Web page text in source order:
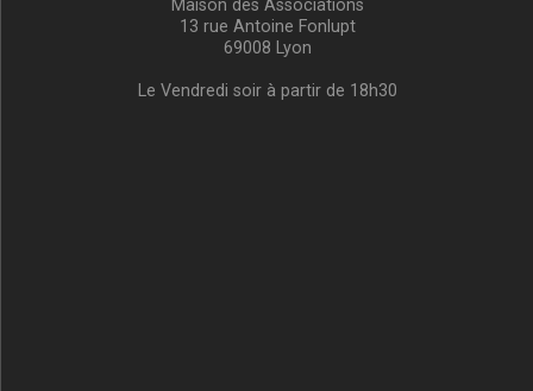
Maison des Associations
13 rue Antoine Fonlupt
69008 Lyon
Le Vendredi soir à partir de 18h30